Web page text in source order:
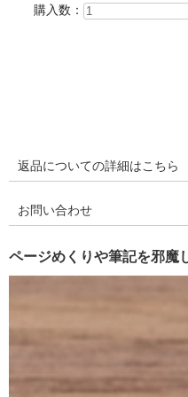
購入数：
返品についての詳細はこちら
お問い合わせ
ページめくりや筆記を邪魔